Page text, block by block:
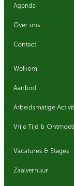
Agenda
Over ons
Contact
Welkom
Aanbod
Arbeidsmatige
Vrije Tijd &
Vacatures & Stages
Zaalverhuur